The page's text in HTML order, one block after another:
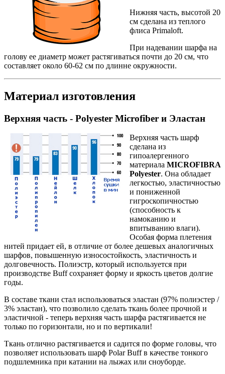
Нижняя часть, высотой 20
см сделана из теплого
флиса Primaloft.
При надевании шарфа на
голову ее диаметр может растягиваться почти до 20 см, что
составляет около 60-62 см по длинне окружности.
Материал изготовления
Верхняя часть - Polyester Microfiber и Эластан
Верхняя часть шарф
сделана из
гипоалергенного
материала MICROFIBRA
Polyester. Она обладает
легкостью, эластичностью
и пониженной
гигроскопичностью
(способность к
намоканию и
впитыванию влаги).
Особая форма плетения
нитей придает ей, в отличие от более дешевых аналогичных
шарфов, повышенную износостойкость, эластичность и
долговечность. Полиэстр, который используется при
производстве Buff сохраняет форму и яркость цветов долгие
годы.
В составе ткани стал использоваться эластан (97% полиэстер /
3% эластан), что позволило сделать ткань более прочной и
эластичной - теперь верхняя часть шарфа растягивается не
только по горизонтали, но и по вертикали!
Ткань отлично растягивается и садится по форме головы, что
позволяет использовать шарф Polar Buff в качестве тонкого
подшлемника при катании на лыжах или сноуборде.